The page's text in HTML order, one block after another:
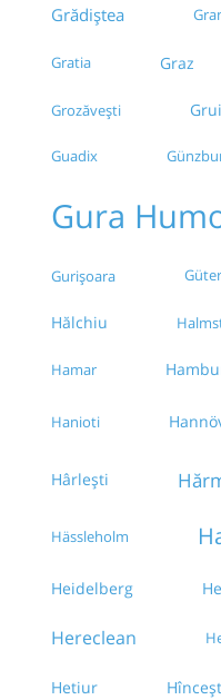
Grădiștea
Gratia Graz
Grozăvești
Guadix
Gura
Gurișoara
Hălchiu
Hamar
Hanioti
Hârlești
Hässleholm
Heidelberg
Hereclean
Hetiur